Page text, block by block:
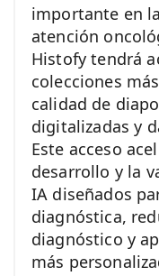
importante en
atención
Histofy tendrá
colecciones
calidad de
digitalizadas y
Este acceso
desarrollo y la
IA diseñados
diagnóstica,
diagnóstico y
más